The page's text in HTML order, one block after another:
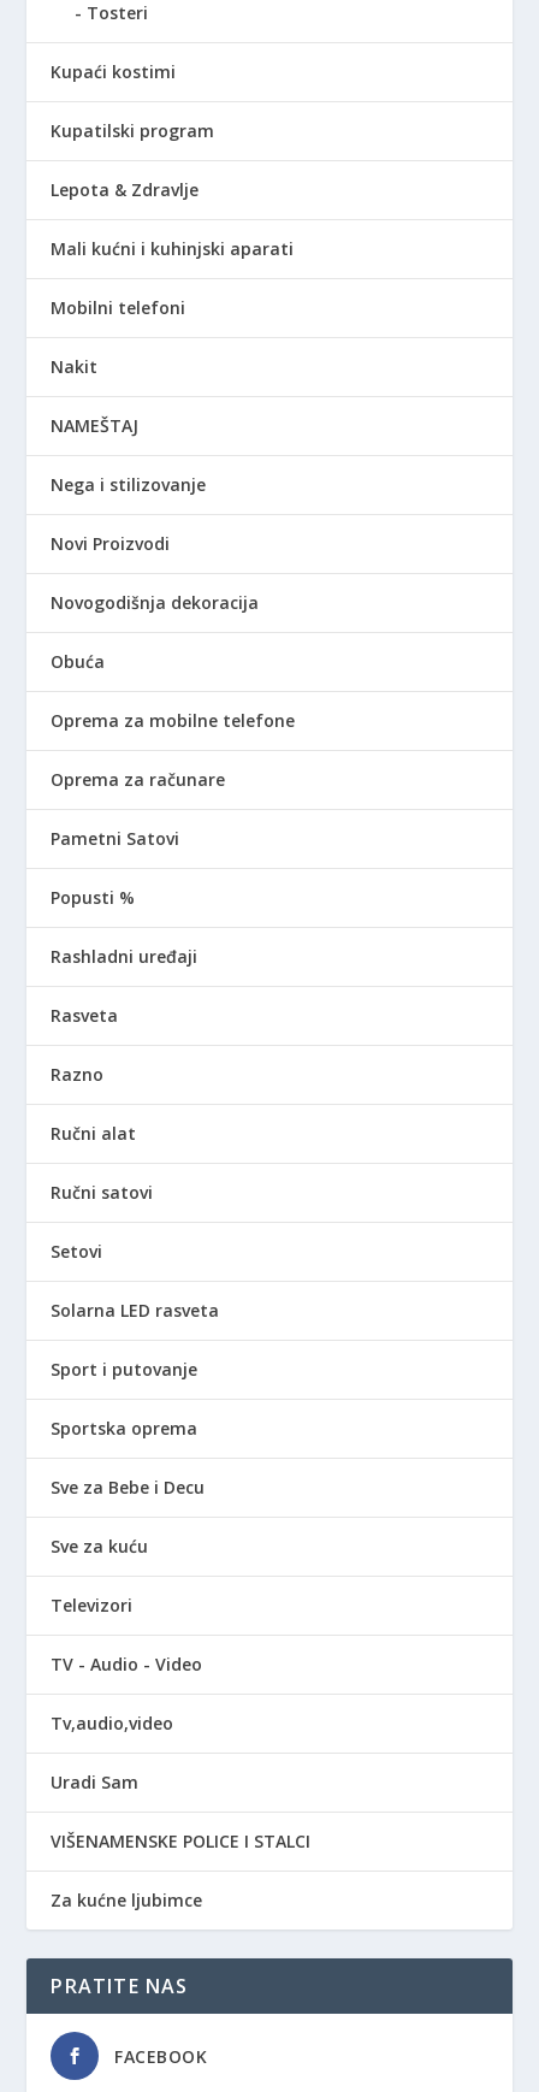
Tosteri
Kupaći kostimi
Kupatilski program
Lepota & Zdravlje
Mali kućni i kuhinjski aparati
Mobilni telefoni
Nakit
NAMEŠTAJ
Nega i stilizovanje
Novi Proizvodi
Novogodišnja dekoracija
Obuća
Oprema za mobilne telefone
Oprema za računare
Pametni Satovi
Popusti %
Rashladni uređaji
Rasveta
Razno
Ručni alat
Ručni satovi
Setovi
Solarna LED rasveta
Sport i putovanje
Sportska oprema
Sve za Bebe i Decu
Sve za kuću
Televizori
TV - Audio - Video
Tv,audio,video
Uradi Sam
VIŠENAMENSKE POLICE I STALCI
Za kućne ljubimce
PRATITE NAS
FACEBOOK